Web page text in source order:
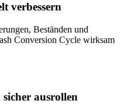
verbessern
Beständen und
Conversion Cycle wirksam
ausrollen